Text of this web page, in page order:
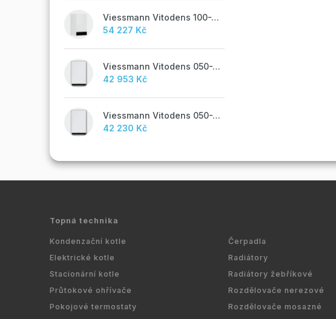
Viessmann Vitodens 100-W, 19 kW
54 227 Kč
Viessmann Vitodens 050-W, 19 kW, TUV
42 953 Kč
Viessmann Vitodens 050-W, 19 kW
42 230 Kč
Topná technika
Kondenzační kotle
Elektrické kotle
Stacionární kotle
Průtokové ohřívače
Pokojové termostaty
Čerpadla
Radiátory
Radiátory žebříkové
Rozdělovače nerezové
Rozdělovače mosazné